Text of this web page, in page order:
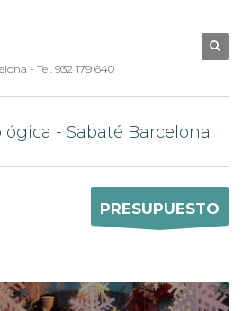
- Tel. 932 179 640
PRESUPUESTO